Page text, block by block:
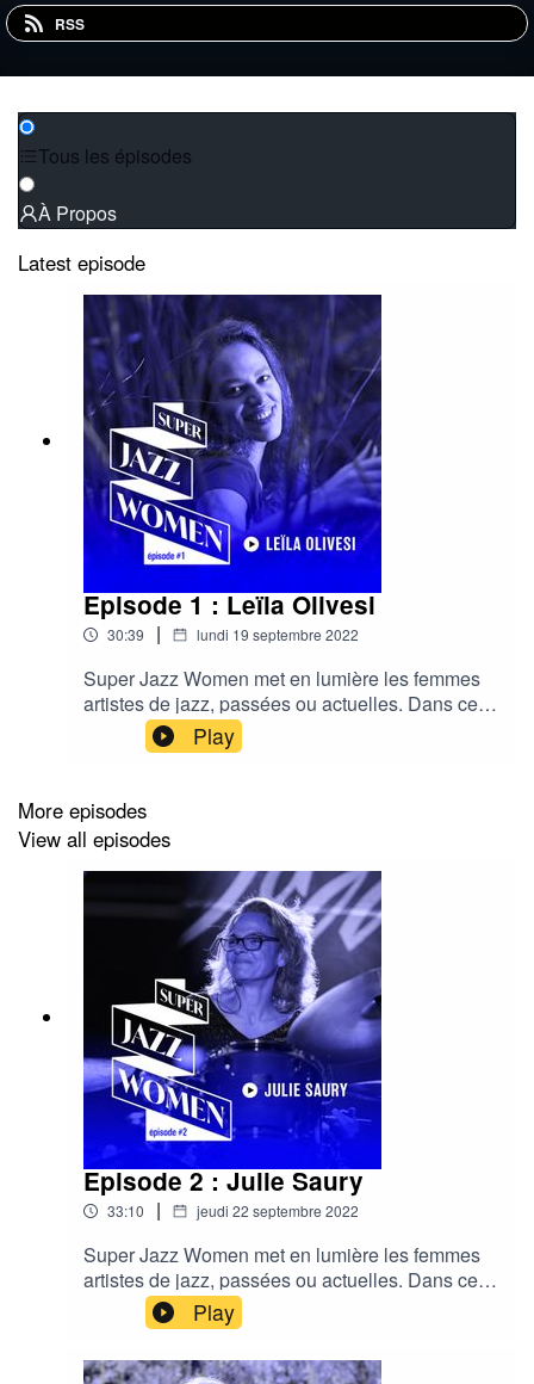
RSS
Tous les épisodes
À Propos
Latest episode
Episode 1 : Leïla Olivesi
30:39 | lundi 19 septembre 2022
Super Jazz Women met en lumière les femmes
artistes de jazz, passées ou actuelles. Dans ce
premier épisode, Chloé Cailleton et Guillaume
Hazebrouck invitent la pianiste Leïla Olivesi pour
l'artiste Geri Allen et du sujet de
l'essentialisation, suivi d'un morceau
live. Hébergé par Ausha. Visitez
ausha.co/politique-de-confidentialite pour plus
d'informations.
Play
More episodes
View all episodes
Episode 2 : Julie Saury
33:10 | jeudi 22 septembre 2022
Super Jazz Women met en lumière les femmes
artistes de jazz, passées ou actuelles. Dans ce
deuxième épisode, Chloé Cailleton et Guillaume
Hazebrouck invitent la batteuse Julie Saury pour
une discussion autour de son parcours, des
Play